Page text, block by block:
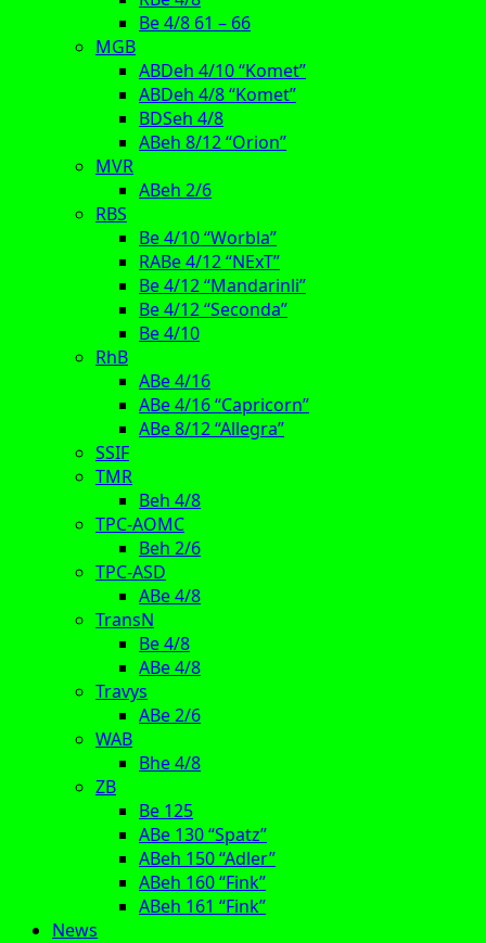
Be 4/8 61 – 66
MGB
ABDeh 4/10 “Komet”
ABDeh 4/8 “Komet”
BDSeh 4/8
ABeh 8/12 “Orion”
MVR
ABeh 2/6
RBS
Be 4/10 “Worbla”
RABe 4/12 “NExT”
Be 4/12 “Mandarinli”
Be 4/12 “Seconda”
Be 4/10
RhB
ABe 4/16
ABe 4/16 “Capricorn”
ABe 8/12 “Allegra”
SSIF
TMR
Beh 4/8
TPC-AOMC
Beh 2/6
TPC-ASD
ABe 4/8
TransN
Be 4/8
ABe 4/8
Travys
ABe 2/6
WAB
Bhe 4/8
ZB
Be 125
ABe 130 “Spatz”
ABeh 150 “Adler”
ABeh 160 “Fink”
ABeh 161 “Fink”
News